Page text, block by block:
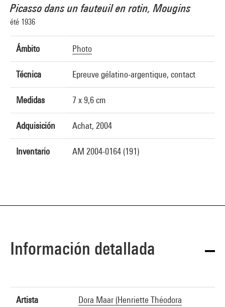
Picasso dans un fauteuil en rotin, Mougins
été 1936
Ámbito Photo
Técnica Epreuve gélatino-argentique, contact
Medidas 7 x 9,6 cm
Adquisición Achat, 2004
Inventario AM 2004-0164 (191)
Difusión de la imagen : GrandPalaisRmnPhoto
Información detallada
Artista
Dora Maar (Henriette Théodora